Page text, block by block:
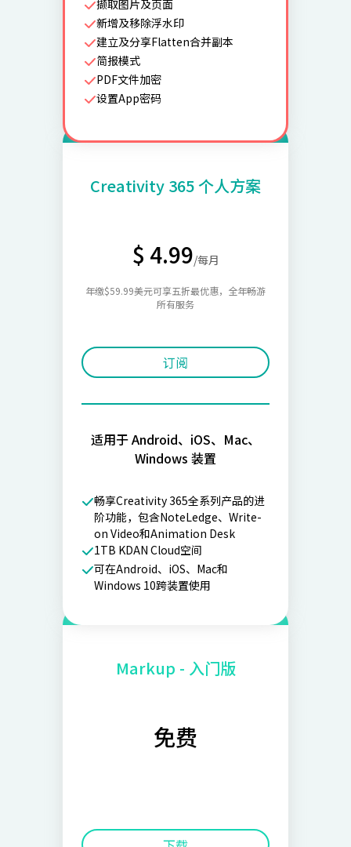
Markup - 入门版
免费
撷取图片及页面
新增及移除浮水印
建立及分享Flatten合并副本
简报模式
PDF文件加密
设置App密码
Creativity 365 个人方案
$ 4.99/每月
年缴$59.99美元可享五折最优惠，全年畅游
所有服务
订阅
适用于 Android、iOS、Mac、
Windows 装置
畅享Creativity 365全系列产品的进
阶功能，包含NoteLedge、Write-
on Video和Animation Desk
1TB KDAN Cloud空间
可在Android、iOS、Mac和
Windows 10跨装置使用